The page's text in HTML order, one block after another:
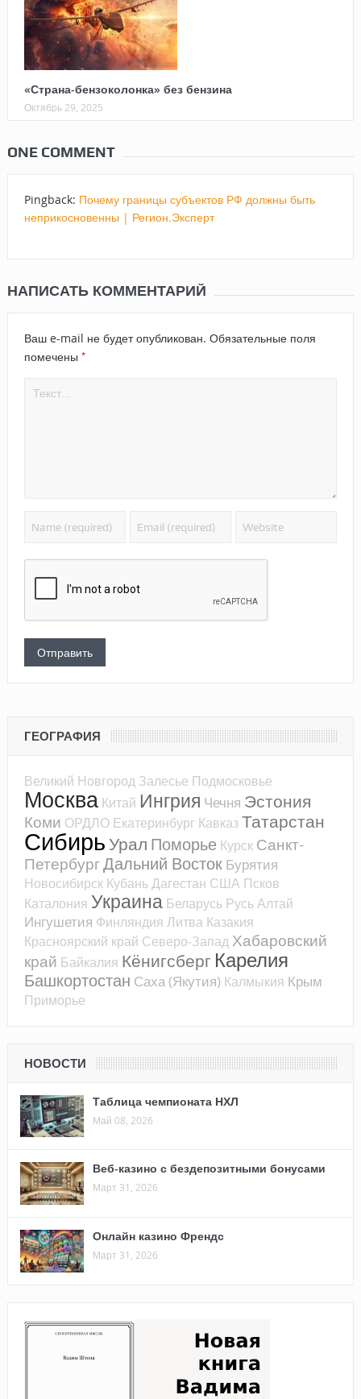
«Страна-бензоколонка» без бензина
Октябрь 29, 2025
ONE COMMENT
Pingback: Почему границы субъектов РФ должны быть
неприкосновенны | Регион.Эксперт
НАПИСАТЬ КОММЕНТАРИЙ
Ваш e-mail не будет опубликован. Обязательные поля
помечены *
ГЕОГРАФИЯ
Великий Новгород Залесье Подмосковье
Москва Китай Ингрия Чечня Эстония
Коми ОРДЛО Екатеринбург КавказТатарстан
Сибирь Урал Поморье Курск Санкт-
ПетербургДальний Восток Бурятия
Новосибирск КубаньДагестан США Псков
Каталония Украина Беларусь РусьАлтай
Ингушетия Финляндия Литва Казакия
Красноярский край Северо-Запад Хабаровский
край Байкалия Кёнигсберг Карелия
Башкортостан Саха (Якутия) Калмыкия Крым
Приморье
НОВОСТИ
Таблица чемпионата НХЛ
Май 08, 2026
Веб-казино с бездепозитными бонусами
Март 31, 2026
Онлайн казино Френдс
Март 31, 2026